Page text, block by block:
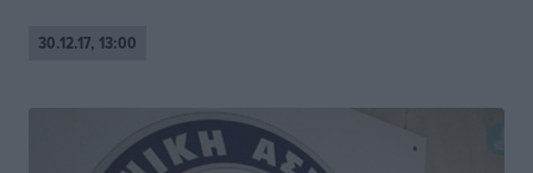
30.12.17, 13:00